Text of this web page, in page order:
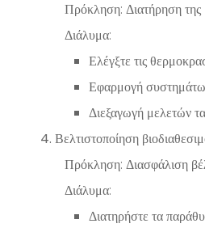
Πρόκληση: Διατήρηση της
Διάλυμα:
Ελέγξτε τις
Εφαρμογή
Διεξαγωγή μελετών
4. Βελτιστοποίηση
Πρόκληση: Διασφάλιση
Διάλυμα:
Διατηρήστε τα